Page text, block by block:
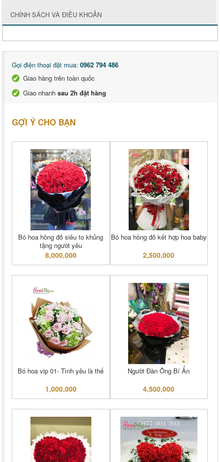
CHÍNH SÁCH VÀ ĐIỀU KHOẢN
Gọi điện thoại đặt mua: 0962 794 486
Giao hàng trên toàn quốc
Giao nhanh sau 2h đặt hàng
GỢI Ý CHO BẠN
Bó hoa hồng đỏ siêu to khủng
tặng người yêu
8,000,000
Bó hoa hồng đỏ kết hợp hoa baby
2,500,000
Bó hoa vip 01- Tình yêu là thế
1,000,000
Người Đàn Ông Bí Ẩn
4,500,000